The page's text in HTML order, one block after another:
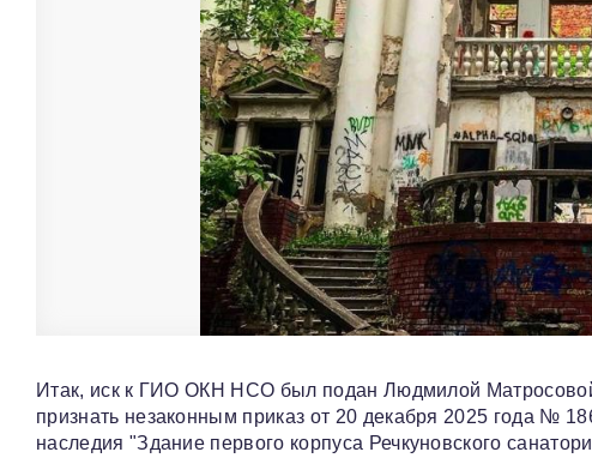
Итак, иск к ГИО ОКН НСО был подан Людмилой
признать незаконным приказ от 20 декабря 2025 года №
наследия "Здание первого корпуса Речкуновского